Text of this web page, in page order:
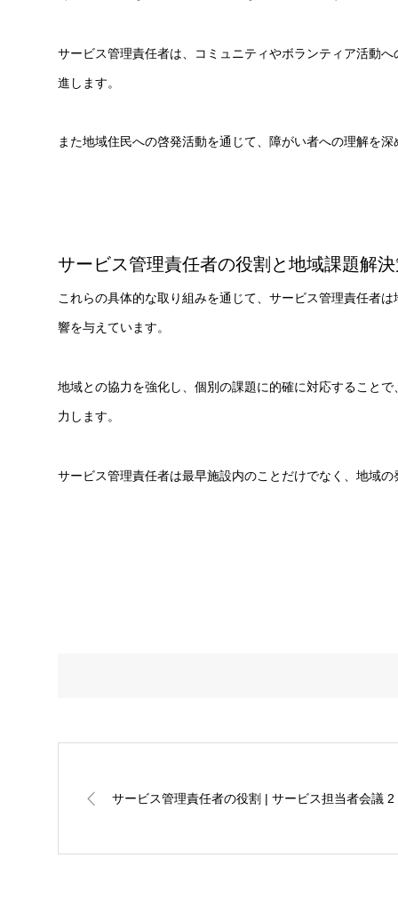
サービス管理責任者は、コミュニティやボランティア活動
進します。
また地域住民への啓発活動を通じて、障がい者への理解を
サービス管理責任者の役割と地域課題解
これらの具体的な取り組みを通じて、サービス管理責任者
響を与えています。
地域との協力を強化し、個別の課題に的確に対応すること
力します。
サービス管理責任者は最早施設内のことだけでなく、地域
サービス管理責任者の役割 | サービス担当者会議 2